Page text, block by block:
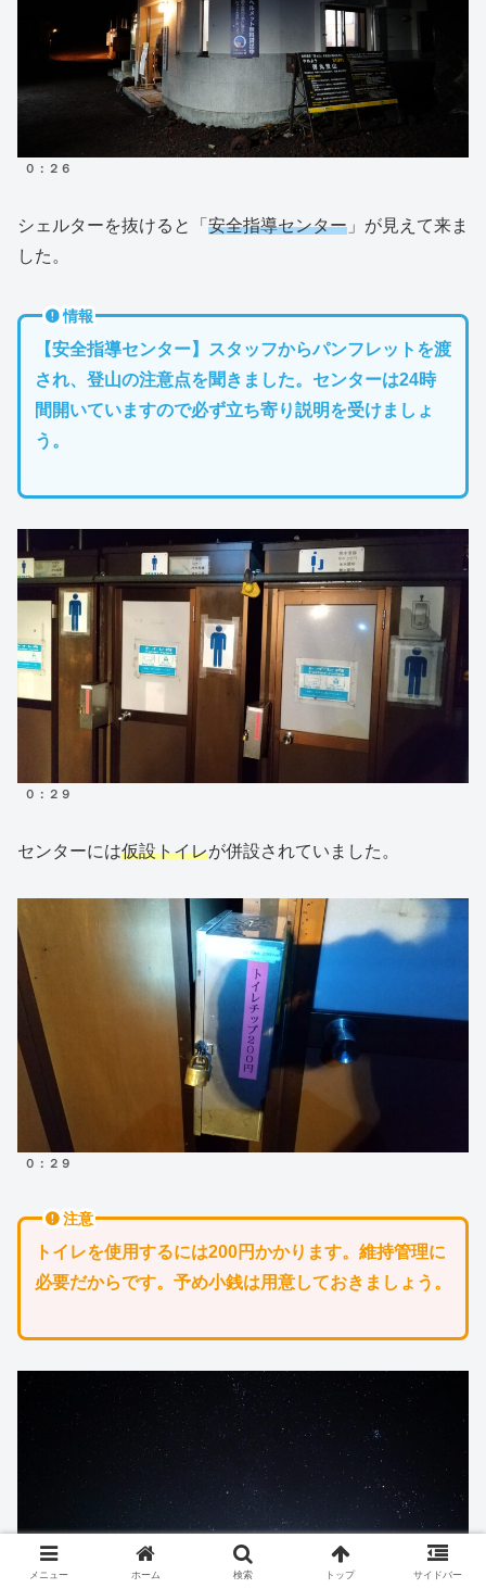
０：２６
シェルターを抜けると「 安全指導センター 」が見えて来ま
した。
情報
【安全指導センター】スタッフからパンフレットを渡
され、登山の注意点を聞きました。センターは24時
間開いていますので必ず立ち寄り説明を受けましょ
う。
０：２９
センターには仮設トイレが併設されていました。
０：２９
注意
トイレを使用するには200円かかります。維持管理に
必要だからです。予め小銭は用意しておきましょう。
メニュー ホーム 検索 トップ サイドバー